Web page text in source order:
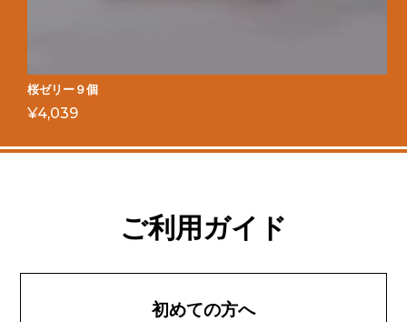
桜ゼリー９個
¥4,039
ご利用ガイド
初めての方へ